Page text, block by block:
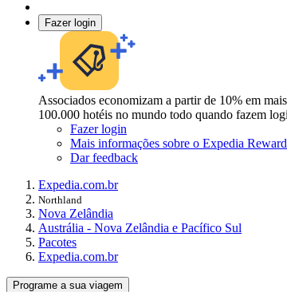
Fazer login
Associados economizam a partir de 10% em
100.000 hotéis no mundo todo quando fazem
Fazer login
Mais informações sobre o Expedia
Dar feedback
Expedia.com.br
Northland
Nova Zelândia
Austrália - Nova Zelândia e Pacífico Sul
Pacotes
Expedia.com.br
Programe a sua viagem